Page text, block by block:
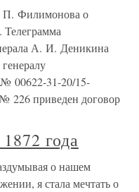
П. Филимонова о
Телеграмма
А. И. Деникина
00622-31-20/15-
226 приведен договор
года
о нашем
я стала мечтать о